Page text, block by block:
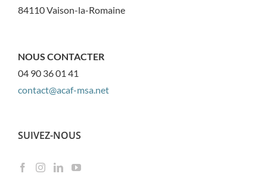
84110 Vaison-la-Romaine
NOUS CONTACTER
04 90 36 01 41
contact@acaf-msa.net
SUIVEZ-NOUS